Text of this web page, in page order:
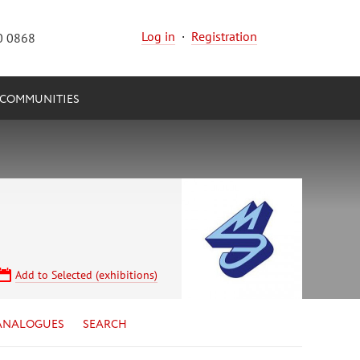
0868 Log in · Registration
COMMUNITIES
Add to Selected (exhibitions)
SEARCH